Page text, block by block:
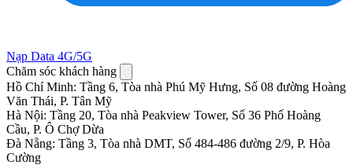
Nạp Data 4G/5G
Chăm sóc khách hàng
Hồ Chí Minh: Tầng 6, Tòa nhà Phú Mỹ Hưng, Số 08 đường Hoàng
Văn Thái, P. Tân Mỹ
Hà Nội: Tầng 20, Tòa nhà Peakview Tower, Số 36 Phố Hoàng
Cầu, P. Ô Chợ Dừa
Đà Nẵng: Tầng 3, Tòa nhà DMT, Số 484-486 đường 2/9, P. Hòa
Cường